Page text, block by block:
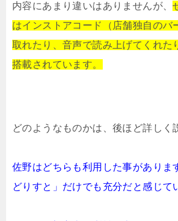
内容にあまり違いはありませんが、
はインストアコード（店舗独自のバ
取れたり、音声で読み上げてくれた
搭載されています。
どのようなものかは、後ほど詳しく
佐野はどちらも利用した事がありま
どりすと」だけでも充分だと感じて